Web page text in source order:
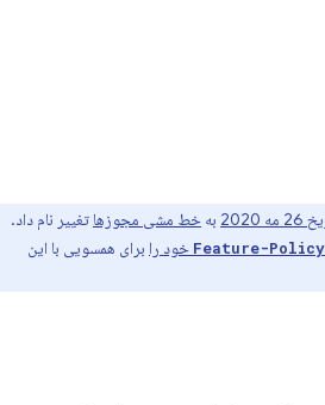
2020 به خط مشی مجوزها تغییر نام داد.
Feature-Policy خود را برای همسویی با این